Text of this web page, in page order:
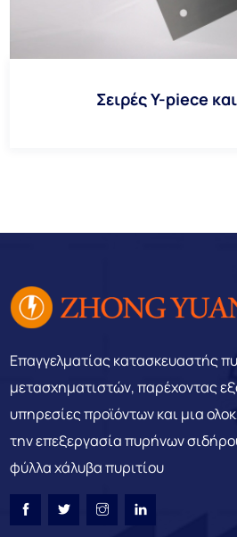
Σειρές Y-piece
Επαγγελματίας κατασκευαστής
μετασχηματιστών, παρέχοντας
υπηρεσίες προϊόντων και μια
την επεξεργασία πυρήνων
φύλλα χάλυβα πυριτίου